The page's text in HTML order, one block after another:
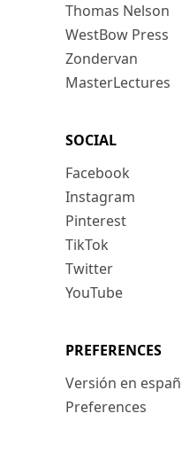
Thomas Nelson
WestBow Press
Zondervan
MasterLectures
SOCIAL
Facebook
Instagram
Pinterest
TikTok
Twitter
YouTube
PREFERENCES
Versión en
Preferences